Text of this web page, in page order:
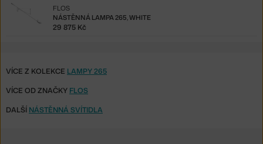
NÁSTĚNNÁ LAMPA 265, WHITE
FLOS
29 875 Kč
VÍCE Z KOLEKCE LAMPY 265
VÍCE OD ZNAČKY FLOS
DALŠÍ NÁSTĚNNÁ SVÍTIDLA